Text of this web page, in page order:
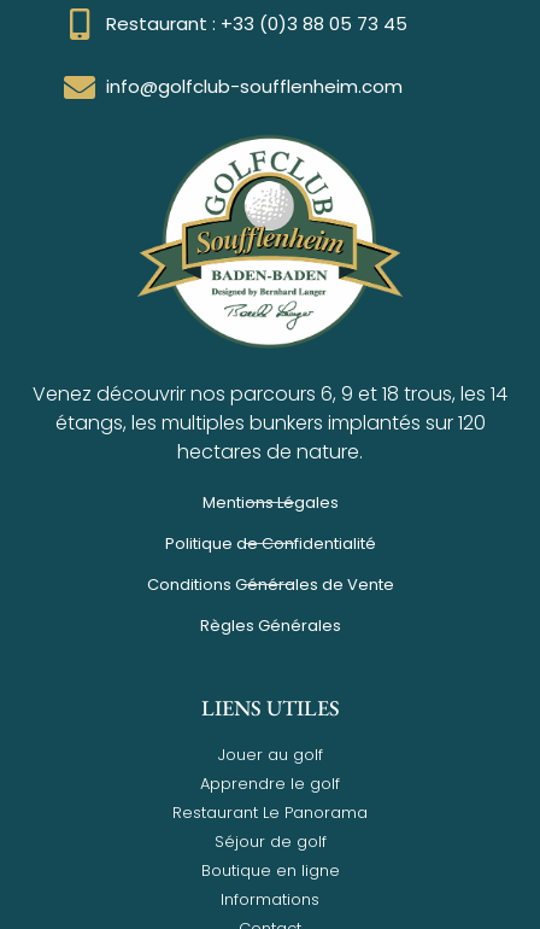
Restaurant : +33 (0)3 88 05 73 45
info@golfclub-soufflenheim.com
Venez découvrir nos parcours 6, 9 et 18 trous, les 14
étangs, les multiples bunkers implantés sur 120
hectares de nature.
Mentions Légales
Politique de Confidentialité
Conditions Générales de Vente
Règles Générales
LIENS UTILES
Jouer au golf
Apprendre le golf
Restaurant Le Panorama
Séjour de golf
Boutique en ligne
Informations